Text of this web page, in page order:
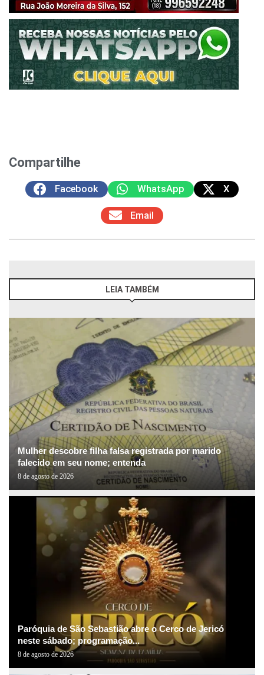
Compartilhe
Facebook WhatsApp X
Email
LEIA TAMBÉM
Mulher descobre filha falsa registrada por marido
falecido em seu nome; entenda
8 de agosto de 2026
Paróquia de São Sebastião abre o Cerco de Jericó
neste sábado; programação...
8 de agosto de 2026